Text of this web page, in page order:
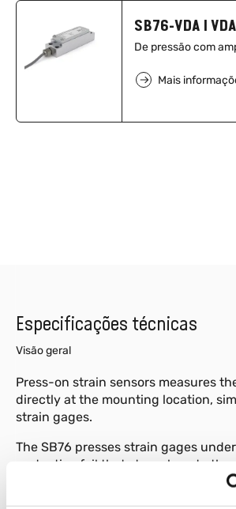
SB76-VDA I
De pressão com
Mais
Especificações técnicas
Visão geral
Press-on strain sensors measures
directly at the mounting location,
strain gages.
The SB76 presses strain gages
protective foil that strongly onto the
measured that friction replaces the